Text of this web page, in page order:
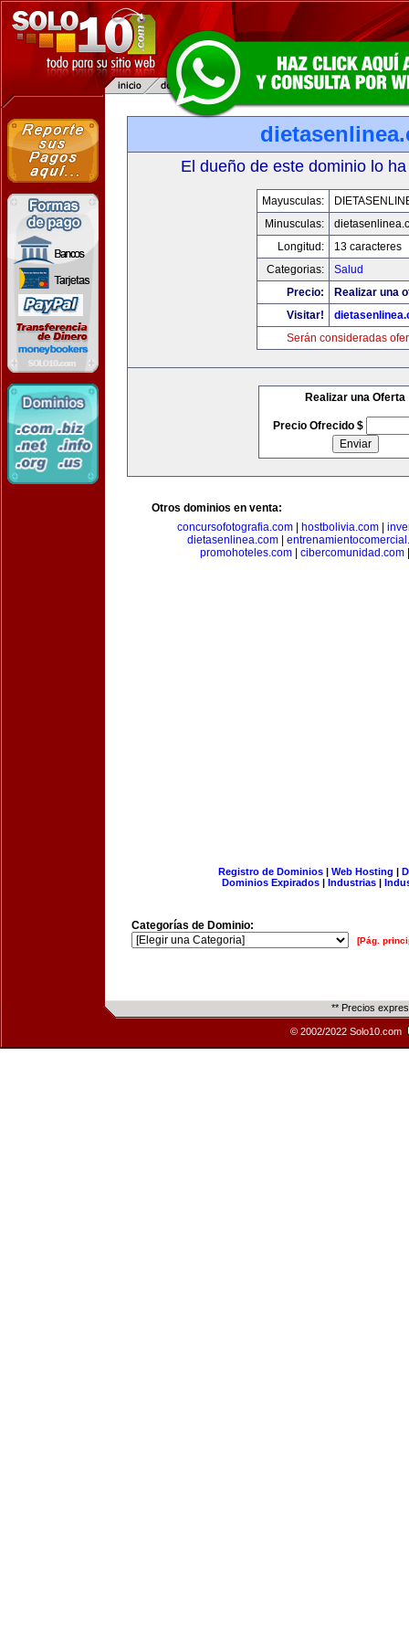
El dueño de este dominio lo
Mayusculas:
Minusculas:
Longitud:
13 caracteres
Categorias:
Salud
Precio:
Realizar una
Visitar!
Serán consideradas
Realizar una Oferta
Precio Ofrecido $
Otros dominios en venta:
concursofotografia.com| hostbolivia.com|
dietasenlinea.com|
promohoteles.com
cibercomunidad.com
Registro de Dominios| Web Hosting |
Dominios Expirados | Industrias |
Categorías de Dominio:
[Pág.
** Precios
© 2002/2022 Solo10.com